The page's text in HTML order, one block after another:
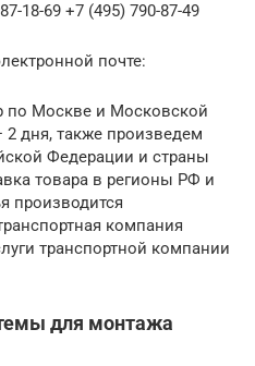
18-69 +7 (495) 790-87-49
почте:
по Москве и Московской
2 дня, также произведем
Федерации и страны
товара в регионы РФ и
производится
компания
транспортной компании
для монтажа